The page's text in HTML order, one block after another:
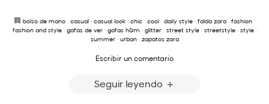
bolso de mano · casual · casual look · chic · cool · daily style · falda zara · fashion ·
fashion and style· gafas de ver· gafas h&m · glitter· street style· streetstyle· style·
summer· urban· zapatos zara
Escribir un comentario
Seguir leyendo